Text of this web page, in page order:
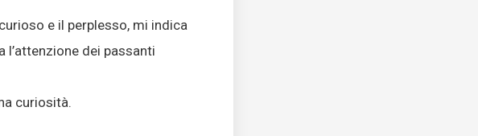
e il perplesso, mi indica
l’attenzione dei passanti
curiosità.